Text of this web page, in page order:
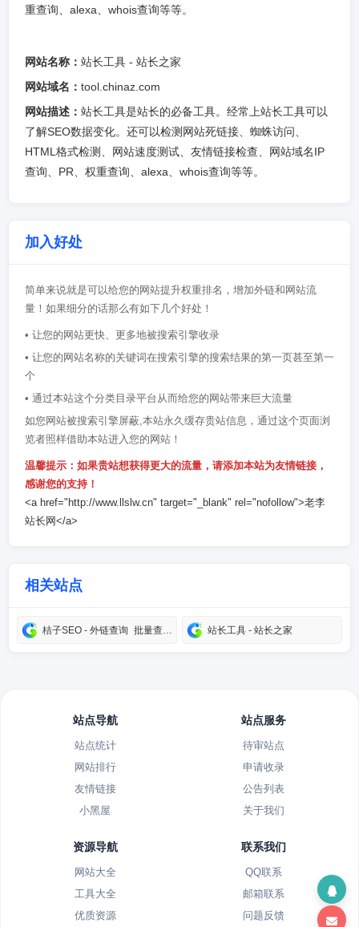
重查询、alexa、whois查询等等。
网站名称： 站长工具 - 站长之家
网站域名： tool.chinaz.com
网站描述： 站长工具是站长的必备工具。经常上站长工具可以
了解SEO数据变化。还可以检测网站死链接、蜘蛛访问、
HTML格式检测、网站速度测试、友情链接检查、网站域名IP
查询、PR、权重查询、alexa、whois查询等等。
加入好处
简单来说就是可以给您的网站提升权重排名，增加外链和网站流
量！如果细分的话那么有如下几个好处！
• 让您的网站更快、更多地被搜索引擎收录
• 让您的网站名称的关键词在搜索引擎的搜索结果的第一页甚至第一
个
• 通过本站这个分类目录平台从而给您的网站带来巨大流量
如您网站被搜索引擎屏蔽,本站永久缓存贵站信息，通过这个页面浏
览者照样借助本站进入您的网站！
温馨提示：如果贵站想获得更大的流量，请添加本站为友情链接，
感谢您的支持！
<a href="http://www.llslw.cn" target="_blank" rel="nofollow">老李
站长网</a>
相关站点
站长工具 - 站长之家
站点导航
站点统计
网站排行
友情链接
小黑屋
站点服务
待审站点
申请收录
公告列表
关于我们
资源导航
网站大全
工具大全
优质资源
联系我们
QQ联系
邮箱联系
问题反馈